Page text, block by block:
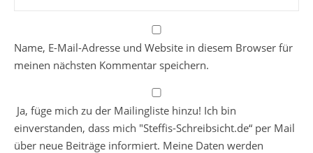
Name, E-Mail-Adresse und Website in diesem Browser für
meinen nächsten Kommentar speichern.
Ja, füge mich zu der Mailingliste hinzu! Ich bin
einverstanden, dass mich "Steffis-Schreibsicht.de“ per Mail
über neue Beiträge informiert. Meine Daten werden